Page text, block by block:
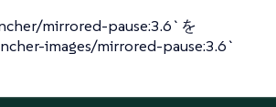
mirrored-pause:3.6`を
images/mirrored-pause:3.6`